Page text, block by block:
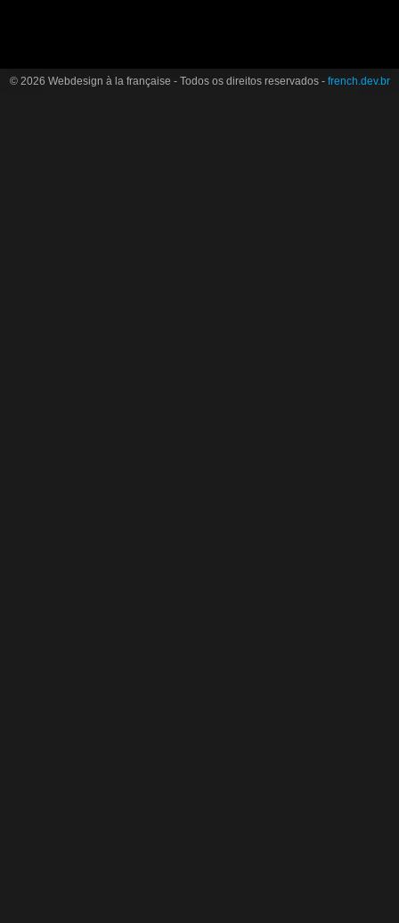
© 2026 Webdesign à la française - Todos os direitos reservados - french.dev.br